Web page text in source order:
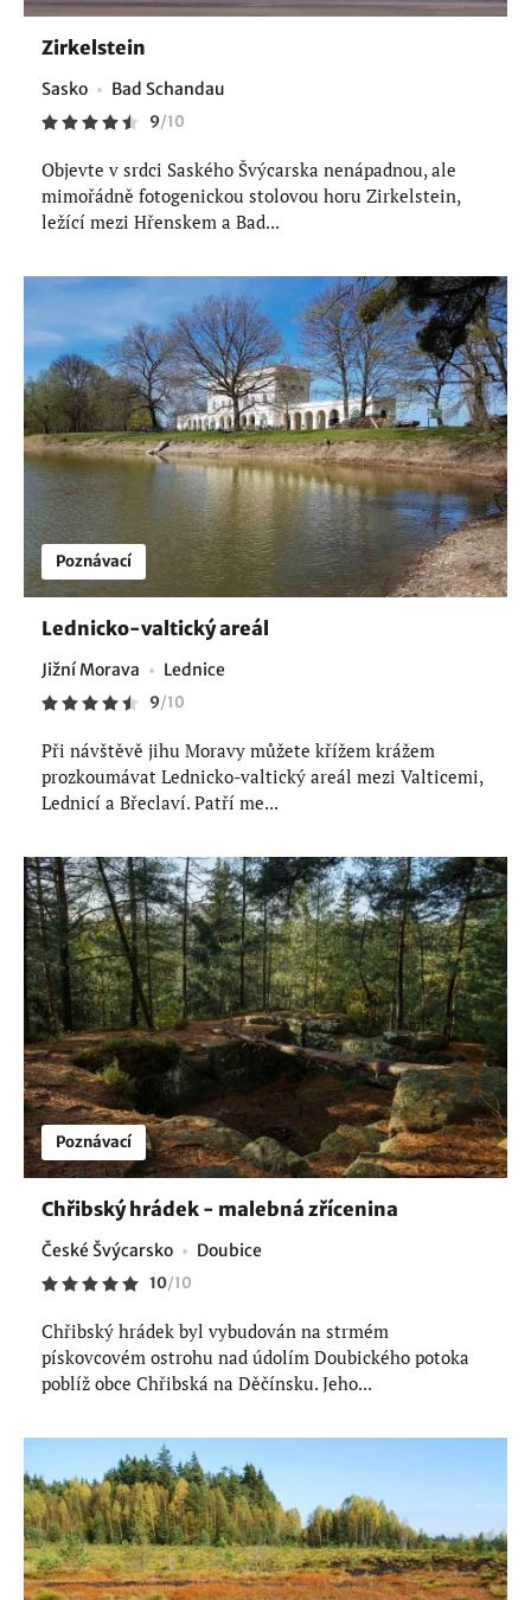
Zirkelstein
Sasko Bad Schandau
9/10
Objevte v srdci Saského Švýcarska nenápadnou, ale
mimořádně fotogenickou stolovou horu Zirkelstein,
ležící mezi Hřenskem a Bad...
Poznávací
Lednicko-valtický areál
Jižní Morava Lednice
9/10
Při návštěvě jihu Moravy můžete křížem krážem
prozkoumávat Lednicko-valtický areál mezi Valticemi,
Lednicí a Břeclaví. Patří me...
Poznávací
Chřibský hrádek - malebná zřícenina
České Švýcarsko Doubice
10/10
Chřibský hrádek byl vybudován na strmém
pískovcovém ostrohu nad údolím Doubického potoka
poblíž obce Chřibská na Děčínsku. Jeho...